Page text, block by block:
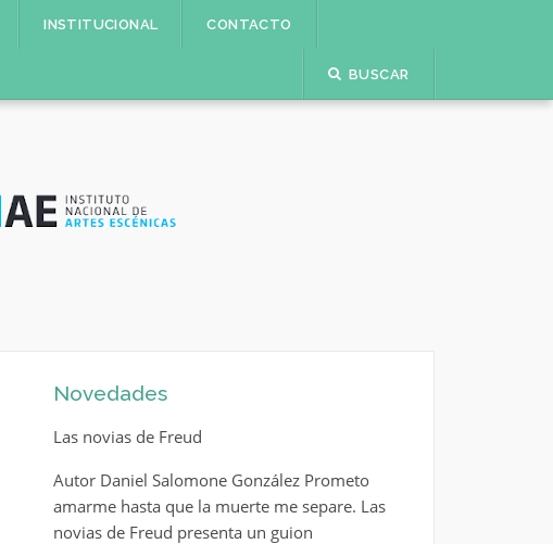
INSTITUCIONAL CONTACTO
BUSCAR
Novedades
Las novias de Freud
Autor Daniel Salomone González Prometo
amarme hasta que la muerte me separe. Las
novias de Freud presenta un guion